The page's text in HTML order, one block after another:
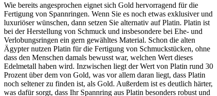
Wie bereits angesprochen eignet sich Gold hervorragend für die
Fertigung von Spannringen. Wenn Sie es noch etwas exklusiver und
luxuriöser wünschen, dann setzen Sie alternativ auf Platin. Platin ist
bei der Herstellung von Schmuck und insbesondere bei Ehe- und
Verlobungsringen ein gern gewähltes Material. Schon die alten
Ägypter nutzen Platin für die Fertigung von Schmuckstücken, ohne
dass den Menschen damals bewusst war, welchen Wert dieses
Edelmetall haben wird. Inzwischen liegt der Wert von Platin rund 30
Prozent über dem von Gold, was vor allem daran liegt, dass Platin
noch seltener zu finden ist, als Gold. Außerdem ist es deutlich härter,
was dafür sorgt, dass Ihr Spannring aus Platin besonders robust und